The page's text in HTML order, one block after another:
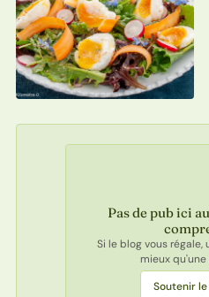
Pas de pub ici
Si le blog vous régale,
mieux qu'une
Soutenir